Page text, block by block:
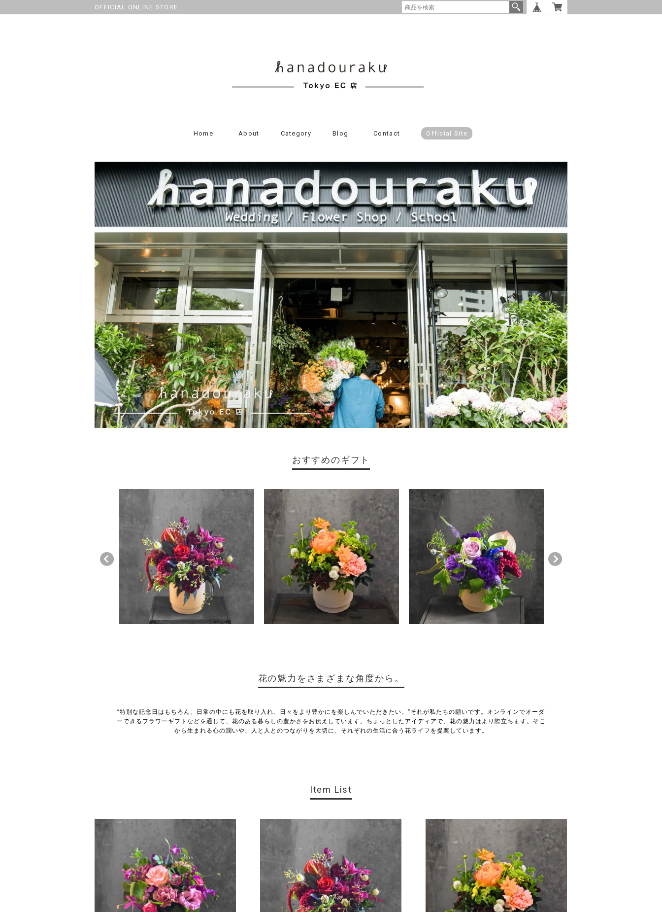
OFFICIAL ONLINE STORE
Home About Category Blog Contact Official Site
おすすめのギフト
花の魅力をさまざまな角度から。
“特別な記念日はもちろん、日常の中にも花を取り入れ、日々をより豊かにを楽しんでいただきたい。”それが私たちの願いです。オンラインでオーダ
ーできるフラワーギフトなどを通じて、花のある暮らしの豊かさをお伝えしています。ちょっとしたアイディアで、花の魅力はより際立ちます。そこ
から生まれる心の潤いや、人と人とのつながりを大切に、それぞれの生活に合う花ライフを提案しています。
Item List